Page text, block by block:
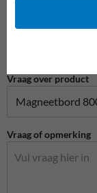
Vraag over product
Vraag of opmerking